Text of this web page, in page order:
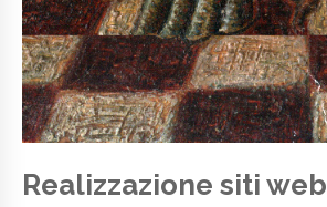
Realizzazione siti web